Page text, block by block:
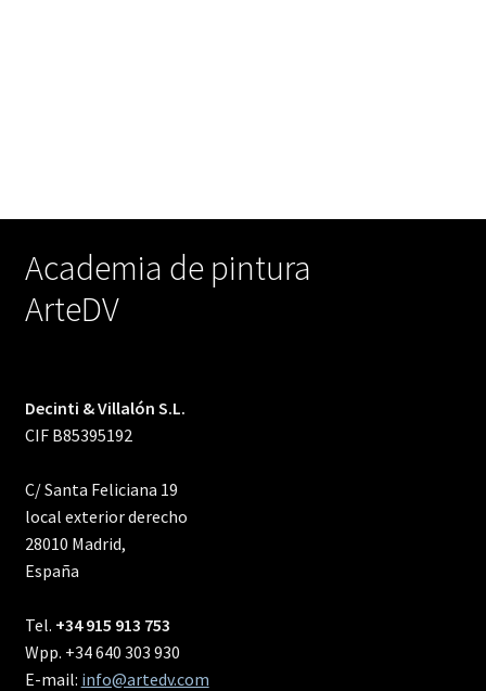
Academia de pintura
ArteDV
Decinti & Villalón S.L.
CIF B85395192
C/ Santa Feliciana 19
local exterior derecho
28010 Madrid,
España
Tel. +34 915 913 753
Wpp. +34 640 303 930
E-mail: info@artedv.com